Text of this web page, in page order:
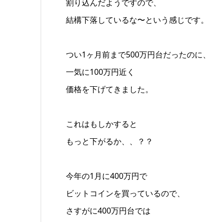
割り込んだようですので、
結構下落しているな〜という感じです。
つい1ヶ月前まで500万円台だったのに、
一気に100万円近く
価格を下げてきました。
これはもしかすると
もっと下がるか、、？？
今年の1月に400万円で
ビットコインを買っているので、
さすがに400万円台では